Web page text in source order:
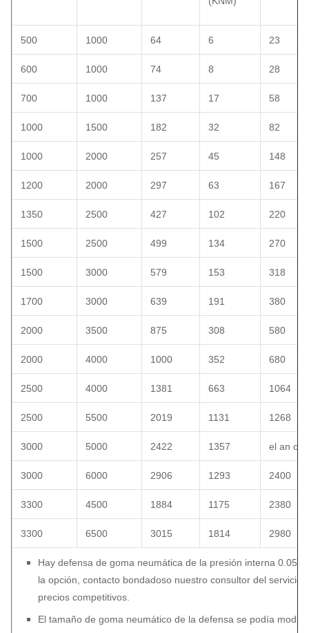
500 1000 64 6 23
600 1000 74 8 28
700 1000 137 17 58
1000 1500 182 32 82
1000 2000 257 45 148
1200 2000 297 63 167
1350 2500 427 102 220
1500 2500 499 134 270
1500 3000 579 153 318
1700 3000 639 191 380
2000 3500 875 308 580
2000 4000 1000 352 680
2500 4000 1381 663 1064
2500 5500 2019 1131 1268
3000 5000 2422 1357 el an o
3000 6000 2906 1293 2400
3300 4500 1884 1175 2380
3300 6500 3015 1814 2980
Hay defensa de goma neumática de la presión interna
la opción, contacto bondadoso nuestro consultor del servicio
precios competitivos.
El tamaño de goma neumático de la defensa se podía